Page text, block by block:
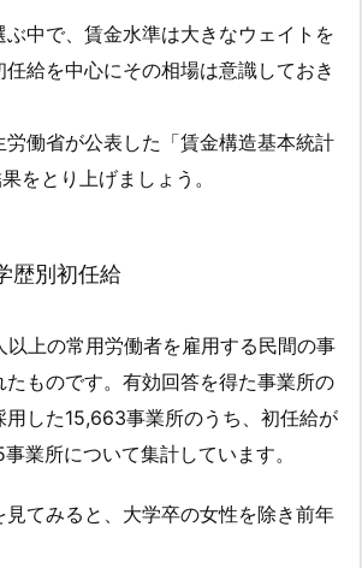
中で、賃金水準は大きなウェイトを
給を中心にその相場は意識しておき
働省が公表した「賃金構造基本統計
をとり上げましょう。
歴別初任給
上の常用労働者を雇用する民間の事
ものです。有効回答を得た事業所の
用した15,663事業所のうち、初任給が
業所について集計しています。
てみると、大学卒の女性を除き前年